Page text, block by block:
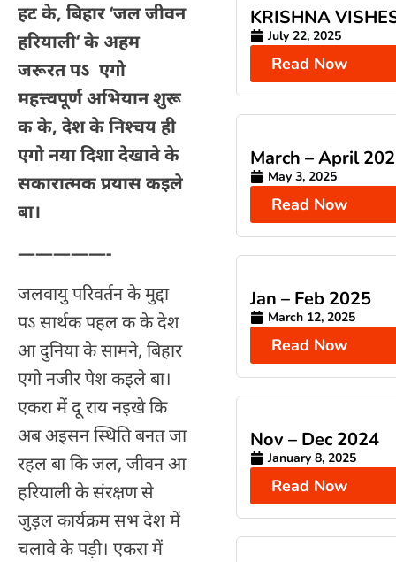
हट के, बिहार‘जल जीवन
हरियाली‘के अहम
जरूरत पऽ एगो
महत्त्वपूर्ण अभियान शुरू
क के, देश के निश्चय ही
एगो नया दिशा देखावे के
सकारात्मक प्रयास कइले
बा।
—————-
जलवायु परिवर्तन के मुद्दा
पऽ सार्थक पहल क के देश
आ दुनिया के सामने, बिहार
एगो नजीर पेश कइले बा।
एकरा में दू राय नइखे कि
अब अइसन स्थिति बनत जा
रहल बा कि जल, जीवन आ
हरियाली के संरक्षण से
जुड़ल कार्यक्रम सभ देश में
चलावे के पड़ी। एकरा में
KRISHNA
July 22, 2025
Read Now
March – April
May 3, 2025
Read Now
Jan – Feb 2025
March 12, 2025
Read Now
Nov – Dec 2024
January 8, 2025
Read Now